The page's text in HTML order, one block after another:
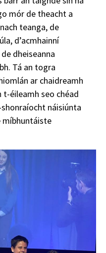
mór de theacht a
teanga, de
d’acmhainní
dheiseanna
Tá an togra
ar chaidreamh
t-éileamh seo chéad
shonraíocht náisiúnta
míbhuntáiste